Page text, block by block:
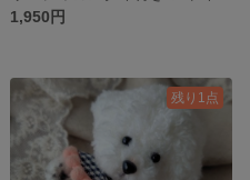
1,950円
残り1点